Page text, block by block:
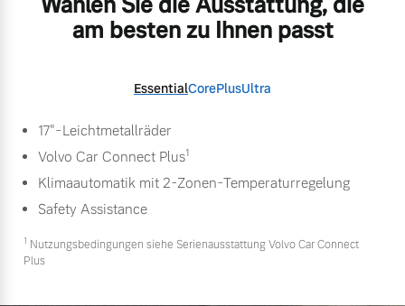
am besten zu Ihnen passt
EssentialCorePlusUltra
17"-Leichtmetallräder
Volvo Car Connect Plus1
Klimaautomatik mit 2-Zonen-Temperaturregelung
Safety Assistance
1 Nutzungsbedingungen siehe Serienausstattung Volvo Car Connect
Plus